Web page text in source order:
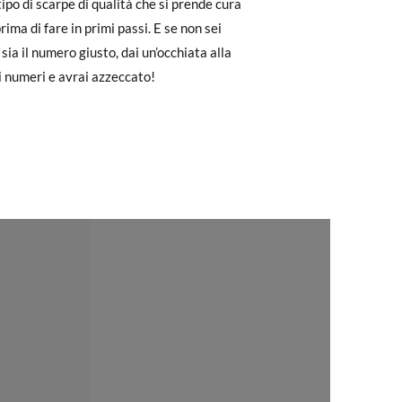
di scarpe di qualità che si prende cura
di fare in primi passi. E se non sei
il numero giusto, dai un’occhiata alla
numeri e avrai azzeccato!
il pagamento come ospite, visita la
18 19